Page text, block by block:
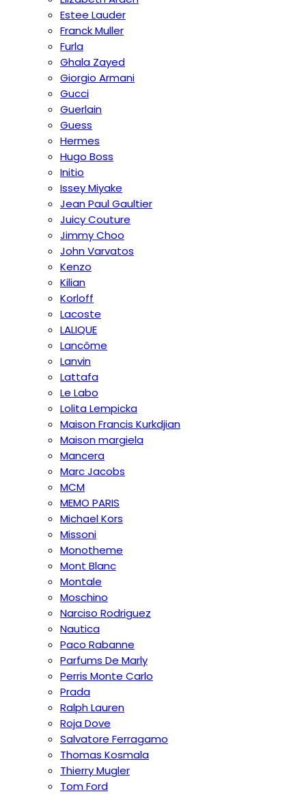
Estee Lauder
Franck Muller
Furla
Ghala Zayed
Giorgio Armani
Gucci
Guerlain
Guess
Hermes
Hugo Boss
Initio
Issey Miyake
Jean Paul Gaultier
Juicy Couture
Jimmy Choo
John Varvatos
Kenzo
Kilian
Korloff
Lacoste
LALIQUE
Lancôme
Lanvin
Lattafa
Le Labo
Lolita Lempicka
Maison Francis Kurkdjian
Maison margiela
Mancera
Marc Jacobs
MCM
MEMO PARIS
Michael Kors
Missoni
Monotheme
Mont Blanc
Montale
Moschino
Narciso Rodriguez
Nautica
Paco Rabanne
Parfums De Marly
Perris Monte Carlo
Prada
Ralph Lauren
Roja Dove
Salvatore Ferragamo
Thomas Kosmala
Thierry Mugler
Tom Ford